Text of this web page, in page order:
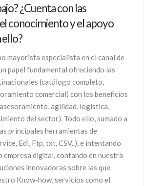
¿Cuenta con las
conocimiento y el apoyo
ello?
mayorista especialista en el canal de
papel fundamental ofreciendo las
(catálogo completo,
comercial) con los beneficios
agilidad, logística,
del sector). Todo ello, sumado a
principales herramientas de
Edi, Ftp, txt, CSV..), e intentando
empresa digital, contando en nuestra
innovadoras sobre las que
Know-how, servicios como el